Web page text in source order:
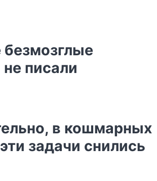
писали
в кошмарных
задачи снились